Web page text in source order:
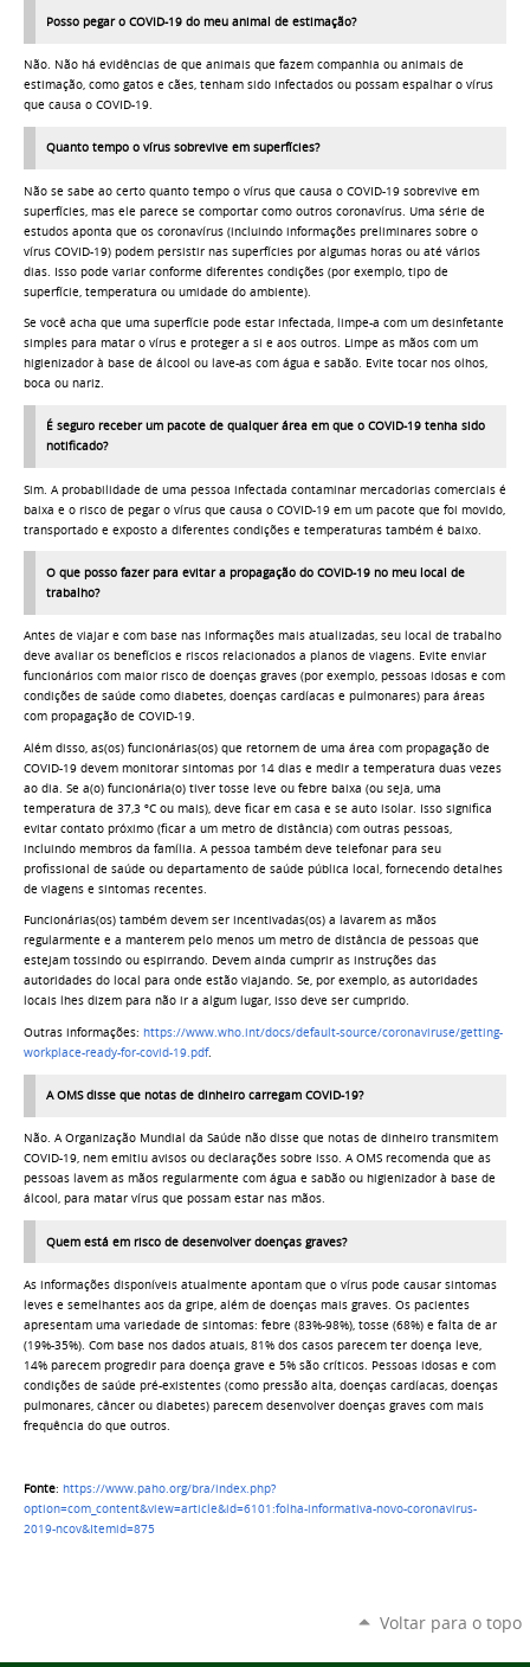
Posso pegar o COVID-19 do meu animal de estimação?
Não. Não há evidências de que animais que fazem companhia ou animais de
estimação, como gatos e cães, tenham sido infectados ou possam espalhar o vírus
que causa o COVID-19.
Quanto tempo o vírus sobrevive em superfícies?
Não se sabe ao certo quanto tempo o vírus que causa o COVID-19 sobrevive em
superfícies, mas ele parece se comportar como outros coronavírus. Uma série de
estudos aponta que os coronavírus (incluindo informações preliminares sobre o
vírus COVID-19) podem persistir nas superfícies por algumas horas ou até vários
dias. Isso pode variar conforme diferentes condições (por exemplo, tipo de
superfície, temperatura ou umidade do ambiente).
Se você acha que uma superfície pode estar infectada, limpe-a com um desinfetante
simples para matar o vírus e proteger a si e aos outros. Limpe as mãos com um
higienizador à base de álcool ou lave-as com água e sabão. Evite tocar nos olhos,
boca ou nariz.
É seguro receber um pacote de qualquer área em que o COVID-19 tenha sido
notificado?
Sim. A probabilidade de uma pessoa infectada contaminar mercadorias comerciais é
baixa e o risco de pegar o vírus que causa o COVID-19 em um pacote que foi movido,
transportado e exposto a diferentes condições e temperaturas também é baixo.
O que posso fazer para evitar a propagação do COVID-19 no meu local de
trabalho?
Antes de viajar e com base nas informações mais atualizadas, seu local de trabalho
deve avaliar os benefícios e riscos relacionados a planos de viagens. Evite enviar
funcionários com maior risco de doenças graves (por exemplo, pessoas idosas e com
condições de saúde como diabetes, doenças cardíacas e pulmonares) para áreas
com propagação de COVID-19.
Além disso, as(os) funcionárias(os) que retornem de uma área com propagação de
COVID-19 devem monitorar sintomas por 14 dias e medir a temperatura duas vezes
ao dia. Se a(o) funcionária(o) tiver tosse leve ou febre baixa (ou seja, uma
temperatura de 37,3 ºC ou mais), deve ficar em casa e se auto isolar. Isso significa
evitar contato próximo (ficar a um metro de distância) com outras pessoas,
incluindo membros da família. A pessoa também deve telefonar para seu
profissional de saúde ou departamento de saúde pública local, fornecendo detalhes
de viagens e sintomas recentes.
Funcionárias(os) também devem ser incentivadas(os) a lavarem as mãos
regularmente e a manterem pelo menos um metro de distância de pessoas que
estejam tossindo ou espirrando. Devem ainda cumprir as instruções das
autoridades do local para onde estão viajando. Se, por exemplo, as autoridades
locais lhes dizem para não ir a algum lugar, isso deve ser cumprido.
Outras informações: https://www.who.int/docs/default-source/coronaviruse/getting-
workplace-ready-for-covid-19.pdf.
A OMS disse que notas de dinheiro carregam COVID-19?
Não. A Organização Mundial da Saúde não disse que notas de dinheiro transmitem
COVID-19, nem emitiu avisos ou declarações sobre isso. A OMS recomenda que as
pessoas lavem as mãos regularmente com água e sabão ou higienizador à base de
álcool, para matar vírus que possam estar nas mãos.
Quem está em risco de desenvolver doenças graves?
As informações disponíveis atualmente apontam que o vírus pode causar sintomas
leves e semelhantes aos da gripe, além de doenças mais graves. Os pacientes
apresentam uma variedade de sintomas: febre (83%-98%), tosse (68%) e falta de ar
(19%-35%). Com base nos dados atuais, 81% dos casos parecem ter doença leve,
14% parecem progredir para doença grave e 5% são críticos. Pessoas idosas e com
condições de saúde pré-existentes (como pressão alta, doenças cardíacas, doenças
pulmonares, câncer ou diabetes) parecem desenvolver doenças graves com mais
frequência do que outros.
Fonte: https://www.paho.org/bra/index.php?
option=com_content&view=article&id=6101:folha-informativa-novo-coronavirus-
2019-ncov&Itemid=875
Voltar para o topo